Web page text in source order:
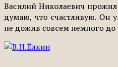
Василий Николаевич
думаю, что счастливую. Он
не дожив совсем немного до